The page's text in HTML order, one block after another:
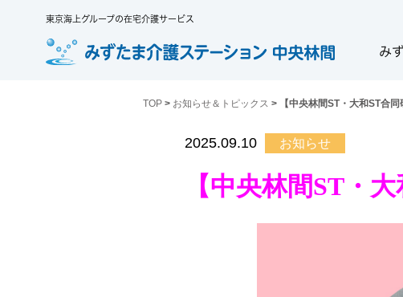
東京海上グループの在宅介護サービス
み
TOP > お知らせ＆トピックス > 【中央林間ST・大和ST合
2025.09.10 お知らせ
【中央林間ST・